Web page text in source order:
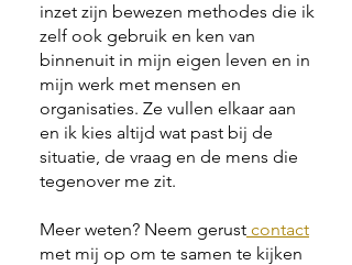
inzet zijn bewezen methodes die ik
zelf ook gebruik en ken van
binnenuit in mijn eigen leven en in
mijn werk met mensen en
organisaties. Ze vullen elkaar aan
en ik kies altijd wat past bij de
situatie, de vraag en de mens die
tegenover me zit.
Meer weten? Neem gerust contact
met mij op om te samen te kijken